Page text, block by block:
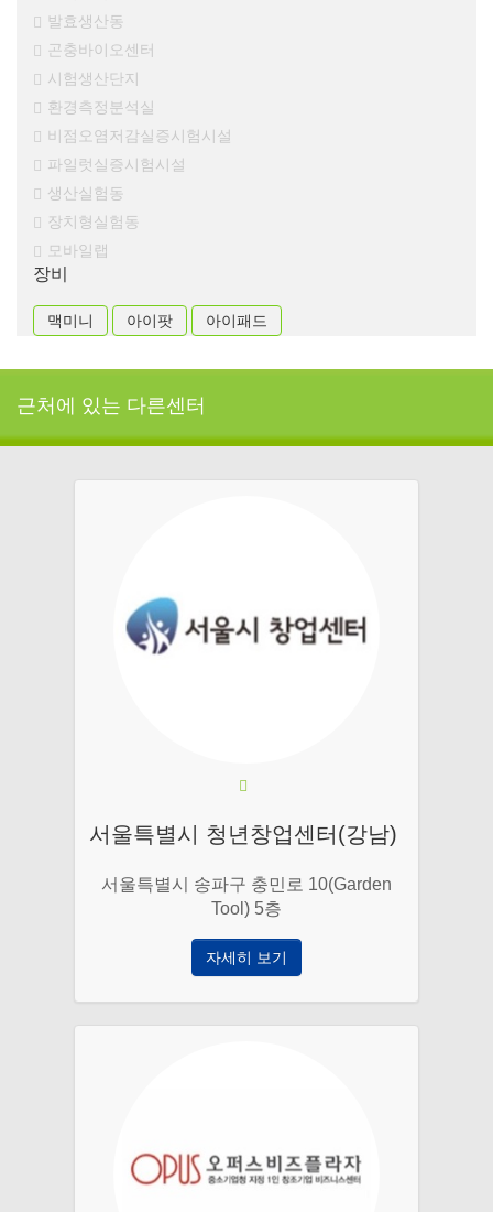
발효생산동
곤충바이오센터
시험생산단지
환경측정분석실
비점오염저감실증시험시설
파일럿실증시험시설
생산실험동
장치형실험동
모바일랩
장비
맥미니 아이팟 아이패드
근처에 있는 다른센터
서울특별시 청년창업센터(강남)
서울특별시 송파구 충민로 10(Garden
Tool) 5층
자세히 보기